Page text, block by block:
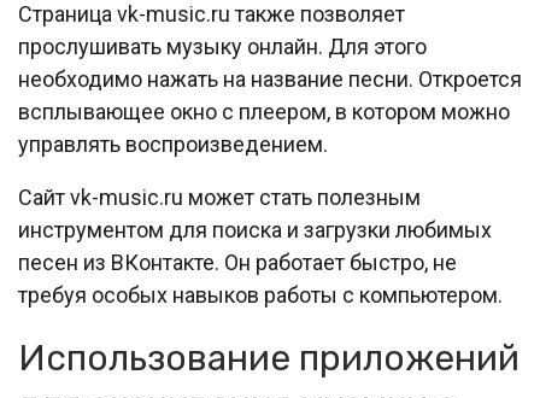
Страница vk-music.ru также позволяет
прослушивать музыку онлайн. Для этого
необходимо нажать на название песни. Откроется
всплывающее окно с плеером, в котором можно
управлять воспроизведением.
Сайт vk-music.ru может стать полезным
инструментом для поиска и загрузки любимых
песен из ВКонтакте. Он работает быстро, не
требуя особых навыков работы с компьютером.
Использование приложений